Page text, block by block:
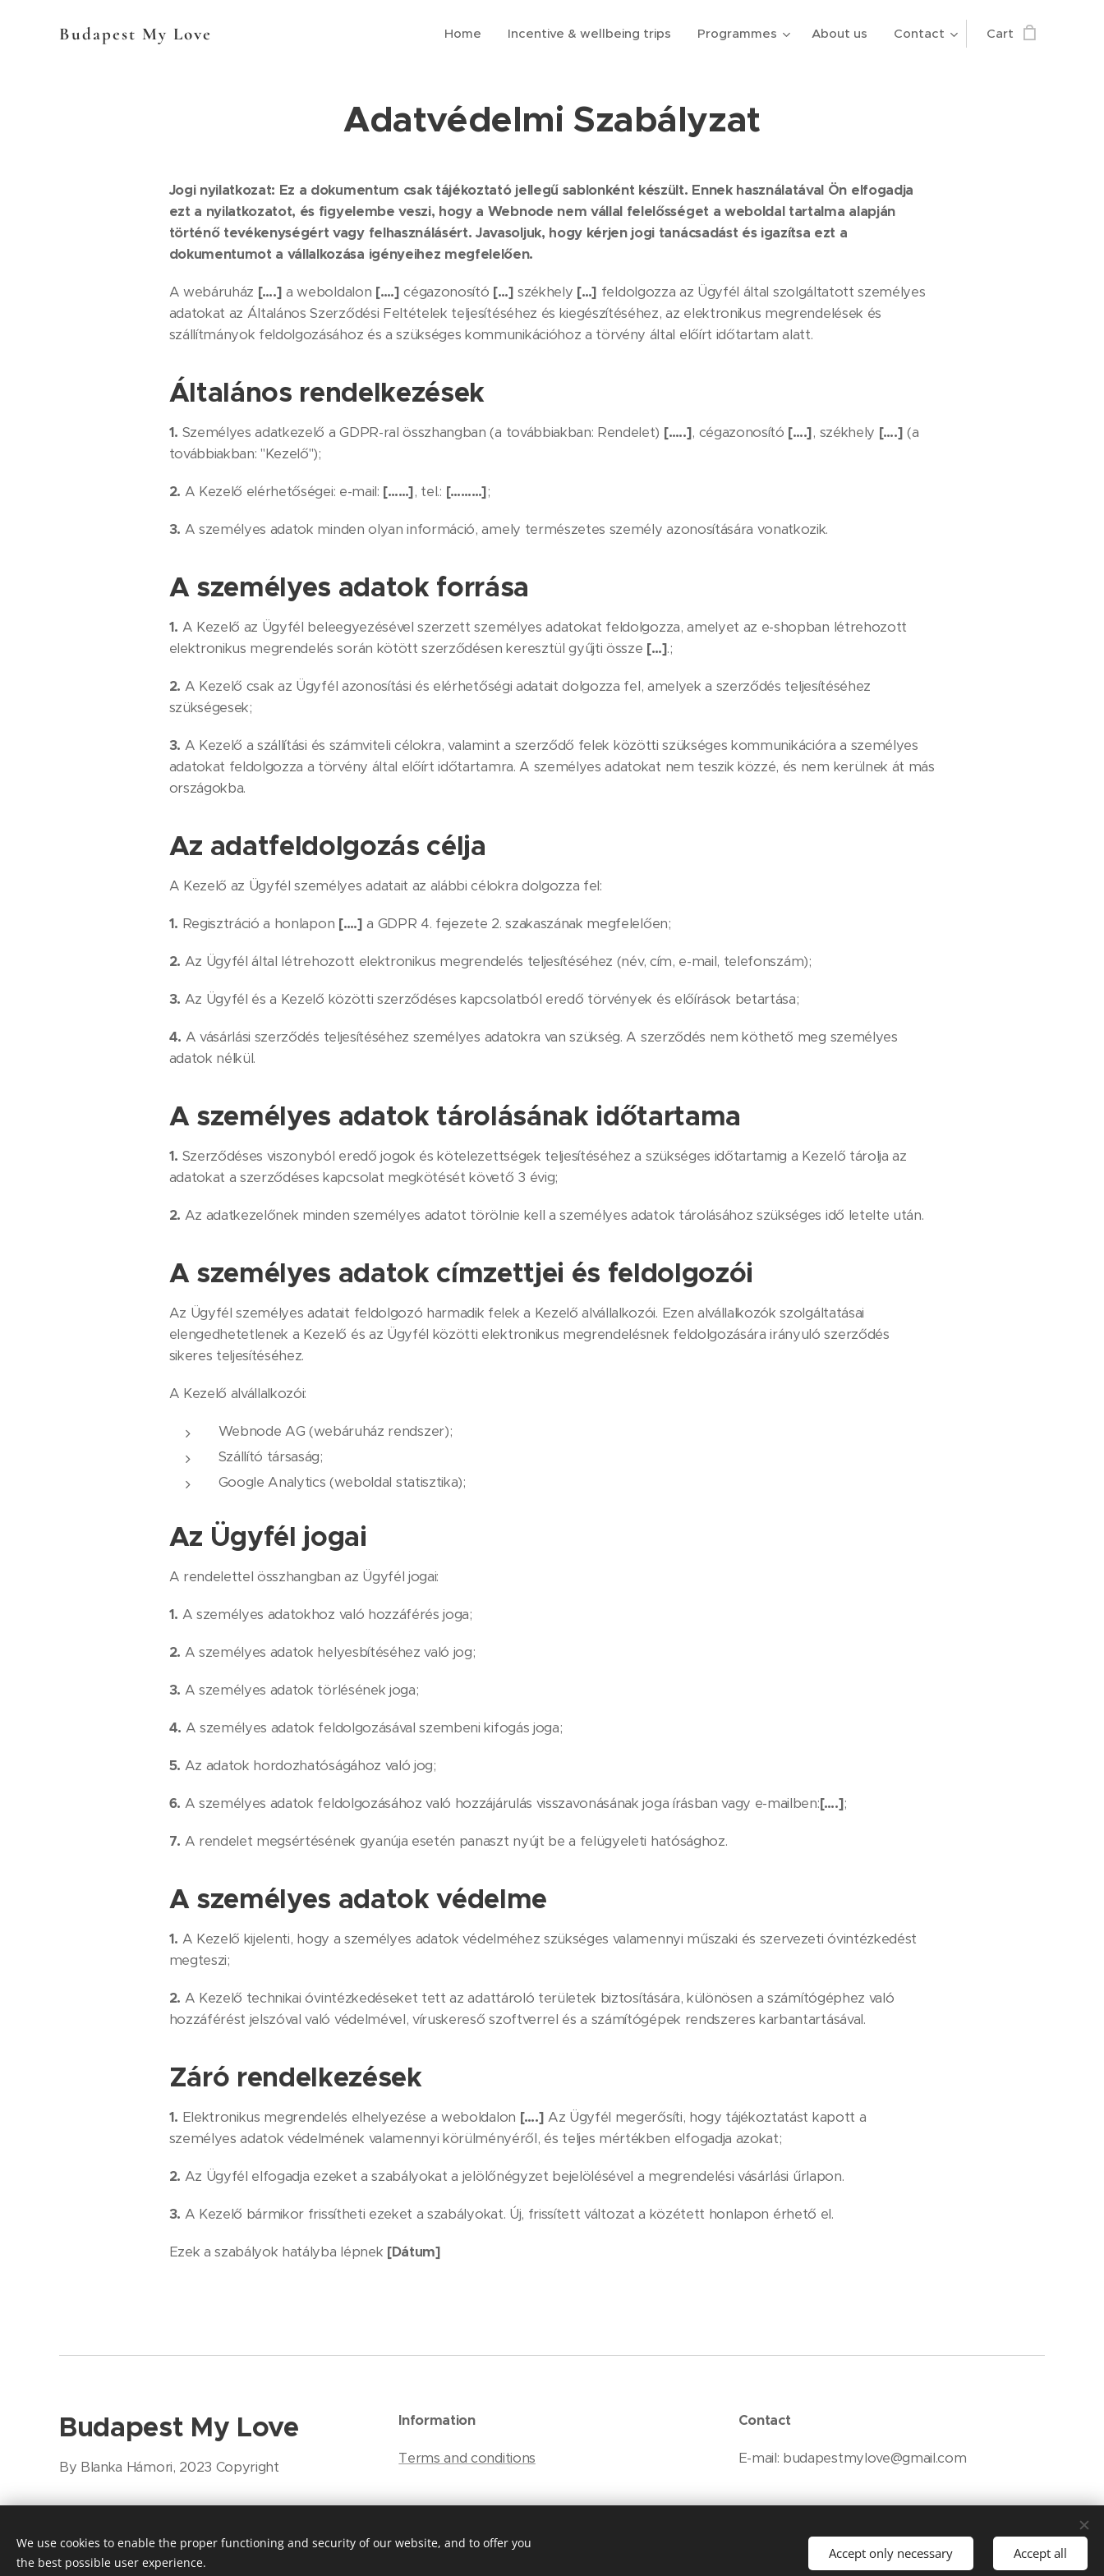
Budapest My Love Home Incentive & wellbeing trips Programmes About us Contact Cart
Adatvédelmi Szabályzat
Jogi nyilatkozat: Ez a dokumentum csak tájékoztató jellegű sablonként készült. Ennek használatával Ön elfogadja
ezt a nyilatkozatot, és figyelembe veszi, hogy a Webnode nem vállal felelősséget a weboldal tartalma alapján
történő tevékenységért vagy felhasználásért. Javasoljuk, hogy kérjen jogi tanácsadást és igazítsa ezt a
dokumentumot a vállalkozása igényeihez megfelelően.
A webáruház [….] a weboldalon [….] cégazonosító […] székhely […] feldolgozza az Ügyfél által szolgáltatott személyes
adatokat az Általános Szerződési Feltételek teljesítéséhez és kiegészítéséhez, az elektronikus megrendelések és
szállítmányok feldolgozásához és a szükséges kommunikációhoz a törvény által előírt időtartam alatt.
Általános rendelkezések
1. Személyes adatkezelő a GDPR-ral összhangban (a továbbiakban: Rendelet) […..], cégazonosító [….], székhely [….] (a
továbbiakban: "Kezelő");
2. A Kezelő elérhetőségei: e-mail: [……], tel.: [………];
3. A személyes adatok minden olyan információ, amely természetes személy azonosítására vonatkozik.
A személyes adatok forrása
1. A Kezelő az Ügyfél beleegyezésével szerzett személyes adatokat feldolgozza, amelyet az e-shopban létrehozott
elektronikus megrendelés során kötött szerződésen keresztül gyűjti össze […].;
2. A Kezelő csak az Ügyfél azonosítási és elérhetőségi adatait dolgozza fel, amelyek a szerződés teljesítéséhez
szükségesek;
3. A Kezelő a szállítási és számviteli célokra, valamint a szerződő felek közötti szükséges kommunikációra a személyes
adatokat feldolgozza a törvény által előírt időtartamra. A személyes adatokat nem teszik közzé, és nem kerülnek át más
országokba.
Az adatfeldolgozás célja
A Kezelő az Ügyfél személyes adatait az alábbi célokra dolgozza fel:
1. Regisztráció a honlapon [….] a GDPR 4. fejezete 2. szakaszának megfelelően;
2. Az Ügyfél által létrehozott elektronikus megrendelés teljesítéséhez (név, cím, e-mail, telefonszám);
3. Az Ügyfél és a Kezelő közötti szerződéses kapcsolatból eredő törvények és előírások betartása;
4. A vásárlási szerződés teljesítéséhez személyes adatokra van szükség. A szerződés nem köthető meg személyes
adatok nélkül.
A személyes adatok tárolásának időtartama
1. Szerződéses viszonyból eredő jogok és kötelezettségek teljesítéséhez a szükséges időtartamig a Kezelő tárolja az
adatokat a szerződéses kapcsolat megkötését követő 3 évig;
2. Az adatkezelőnek minden személyes adatot törölnie kell a személyes adatok tárolásához szükséges idő letelte után.
A személyes adatok címzettjei és feldolgozói
Az Ügyfél személyes adatait feldolgozó harmadik felek a Kezelő alvállalkozói. Ezen alvállalkozók szolgáltatásai
elengedhetetlenek a Kezelő és az Ügyfél közötti elektronikus megrendelésnek feldolgozására irányuló szerződés
sikeres teljesítéséhez.
A Kezelő alvállalkozói:
Webnode AG (webáruház rendszer);
Szállító társaság;
Google Analytics (weboldal statisztika);
Az Ügyfél jogai
A rendelettel összhangban az Ügyfél jogai:
1. A személyes adatokhoz való hozzáférés joga;
2. A személyes adatok helyesbítéséhez való jog;
3. A személyes adatok törlésének joga;
4. A személyes adatok feldolgozásával szembeni kifogás joga;
5. Az adatok hordozhatóságához való jog;
6. A személyes adatok feldolgozásához való hozzájárulás visszavonásának joga írásban vagy e-mailben:[….];
7. A rendelet megsértésének gyanúja esetén panaszt nyújt be a felügyeleti hatósághoz.
A személyes adatok védelme
1. A Kezelő kijelenti, hogy a személyes adatok védelméhez szükséges valamennyi műszaki és szervezeti óvintézkedést
megteszi;
2. A Kezelő technikai óvintézkedéseket tett az adattároló területek biztosítására, különösen a számítógéphez való
hozzáférést jelszóval való védelmével, víruskereső szoftverrel és a számítógépek rendszeres karbantartásával.
Záró rendelkezések
1. Elektronikus megrendelés elhelyezése a weboldalon [….] Az Ügyfél megerősíti, hogy tájékoztatást kapott a
személyes adatok védelmének valamennyi körülményéről, és teljes mértékben elfogadja azokat;
2. Az Ügyfél elfogadja ezeket a szabályokat a jelölőnégyzet bejelölésével a megrendelési vásárlási űrlapon.
3. A Kezelő bármikor frissítheti ezeket a szabályokat. Új, frissített változat a közétett honlapon érhető el.
Ezek a szabályok hatályba lépnek [Dátum]
Budapest My Love
By Blanka Hámori, 2023 Copyright
Information
Terms and conditions
Contact
E-mail: budapestmylove@gmail.com
We use cookies to enable the proper functioning and security of our website, and to offer you
the best possible user experience.
Accept only necessary Accept all